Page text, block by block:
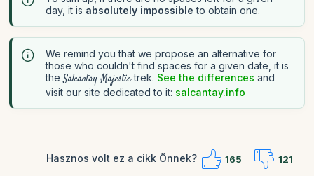
day, it is absolutely impossible to obtain one.
We remind you that we propose an alternative for
those who couldn't find spaces for a given date, it is
the Salcantay Majestictrek. See the differences and
visit our site dedicated to it: salcantay.info
Hasznos volt ez a cikk Önnek? 165 121